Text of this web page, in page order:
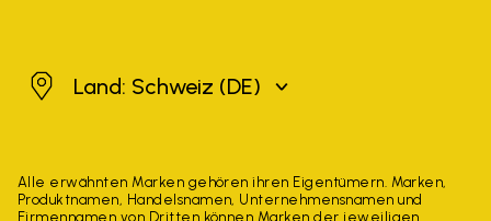
SchweizLand: Schweiz (DE)
Alle erwähnten Marken gehören ihren Eigentümern. Marken,
Produktnamen, Handelsnamen, Unternehmensnamen und
Firmennamen von Dritten können Marken der jeweiligen